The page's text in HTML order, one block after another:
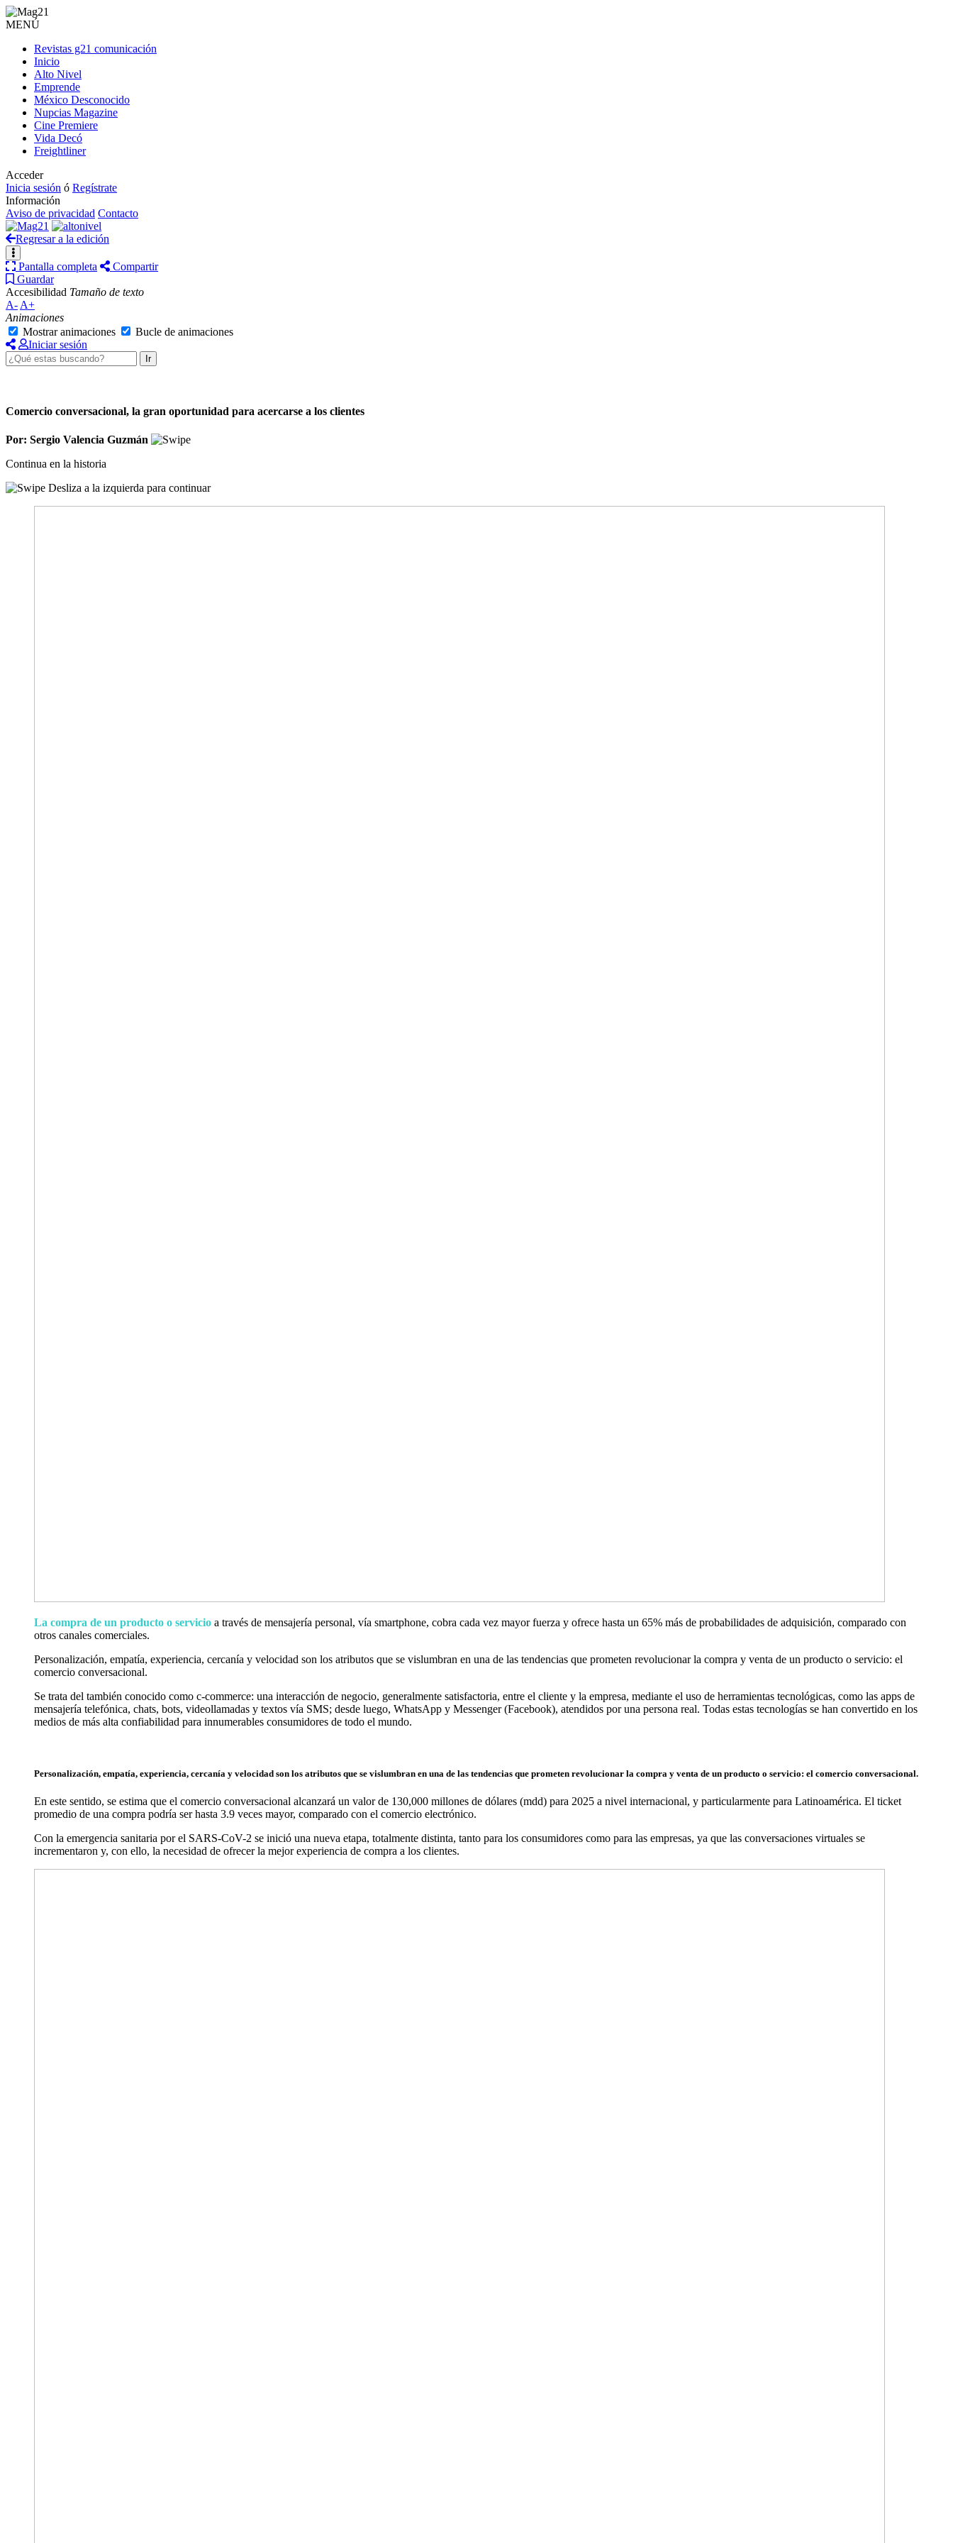
MENÚ
Revistas g21 comunicación
Inicio
Alto Nivel
Emprende
México Desconocido
Nupcias Magazine
Cine Premiere
Vida Decó
Freightliner
Acceder
Inicia sesión ó Regístrate
Información
Aviso de privacidad Contacto
Regresar a la edición
Pantalla completa
Compartir
Guardar
Accesibilidad Tamaño de texto
A- A+
Animaciones
Mostrar animaciones
Bucle de animaciones
Iniciar sesión
Ir
Comercio conversacional, la gran oportunidad para acercarse a los clientes
Por: Sergio Valencia Guzmán
Continua en la historia
Desliza a la izquierda para continuar
La compra de un producto o servicio a través de mensajería personal, vía smartphone, cobra cada vez mayor fuerza y ofrece hasta un 65% más de probabilidades de adquisición, comparado con
otros canales comerciales.
Personalización, empatía, experiencia, cercanía y velocidad son los atributos que se vislumbran en una de las tendencias que prometen revolucionar la compra y venta de un producto o servicio: el
comercio conversacional.
Se trata del también conocido como c-commerce: una interacción de negocio, generalmente satisfactoria, entre el cliente y la empresa, mediante el uso de herramientas tecnológicas, como las apps de
mensajería telefónica, chats, bots, videollamadas y textos vía SMS; desde luego, WhatsApp y Messenger (Facebook), atendidos por una persona real. Todas estas tecnologías se han convertido en los
medios de más alta confiabilidad para innumerables consumidores de todo el mundo.
Personalización, empatía, experiencia, cercanía y velocidad son los atributos que se vislumbran en una de las tendencias que prometen revolucionar la compra y venta de un producto o servicio: el comercio conversacional.
En este sentido, se estima que el comercio conversacional alcanzará un valor de 130,000 millones de dólares (mdd) para 2025 a nivel internacional, y particularmente para Latinoamérica. El ticket
promedio de una compra podría ser hasta 3.9 veces mayor, comparado con el comercio electrónico.
Con la emergencia sanitaria por el SARS-CoV-2 se inició una nueva etapa, totalmente distinta, tanto para los consumidores como para las empresas, ya que las conversaciones virtuales se
incrementaron y, con ello, la necesidad de ofrecer la mejor experiencia de compra a los clientes.